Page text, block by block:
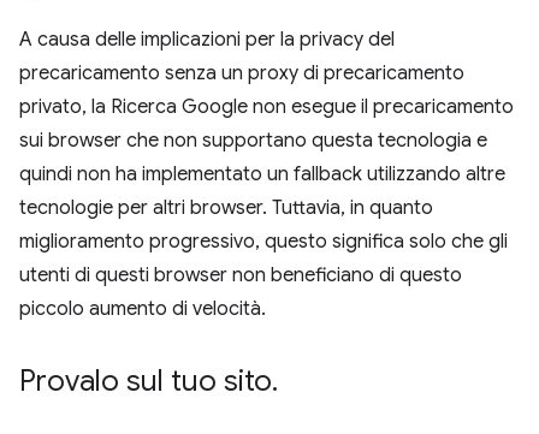
A causa delle implicazioni per la privacy del
precaricamento senza un proxy di precaricamento
privato, la Ricerca Google non esegue il precaricamento
sui browser che non supportano questa tecnologia e
quindi non ha implementato un fallback utilizzando altre
tecnologie per altri browser. Tuttavia, in quanto
miglioramento progressivo, questo significa solo che gli
utenti di questi browser non beneficiano di questo
piccolo aumento di velocità.
Provalo sul tuo sito.